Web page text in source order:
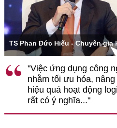
TS Phan Đức Hiếu - Chuyên gia
"Việc ứng dụng công
nhằm tối ưu hóa, nâng
hiệu quả hoạt động
rất có ý nghĩa..."